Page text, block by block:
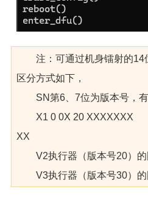
注：可通过机身镭射的14
区分方式如下，
SN第6、7位为版本号，
X1 0 0X 20
XX
V2执行器（版本号20）
V3执行器（版本号30）